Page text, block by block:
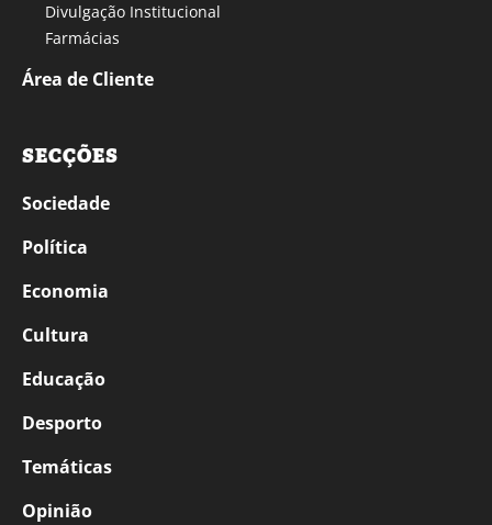
Divulgação Institucional
Farmácias
Área de Cliente
SECÇÕES
Sociedade
Política
Economia
Cultura
Educação
Desporto
Temáticas
Opinião